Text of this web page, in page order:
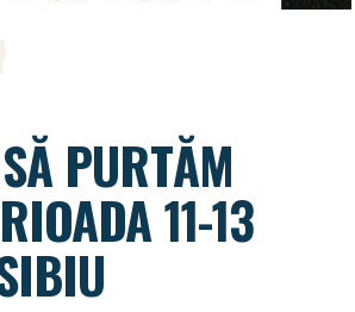
PURTĂM
11-13